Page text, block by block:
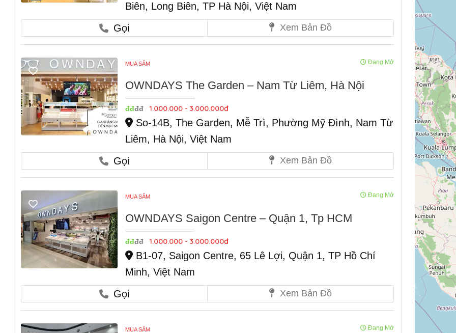
Biên, Long Biên, TP Hà Nội, Việt Nam
Gọi
Xem Bản Đồ
MUA SẮM Đang Mở
OWNDAYS The Garden – Nam Từ Liêm, Hà Nội
đđđđ 1.000.000 - 3.000.000đ
So-14B, The Garden, Mễ Trì, Phường Mỹ Đình, Nam Từ
Liêm, Hà Nội, Việt Nam
Gọi
Xem Bản Đồ
MUA SẮM Đang Mở
OWNDAYS Saigon Centre – Quận 1, Tp HCM
đđđđ 1.000.000 - 3.000.000đ
B1-07, Saigon Centre, 65 Lê Lợi, Quận 1, TP Hồ Chí
Minh, Việt Nam
Gọi
Xem Bản Đồ
MUA SẮM Đang Mở